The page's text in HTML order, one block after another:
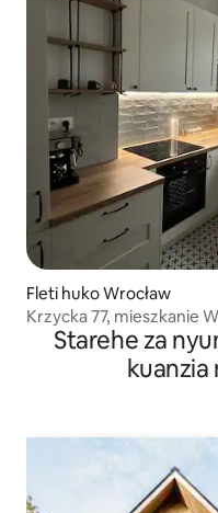
Fleti huko Wrocław
Krzycka 77, mieszkanie
Starehe za